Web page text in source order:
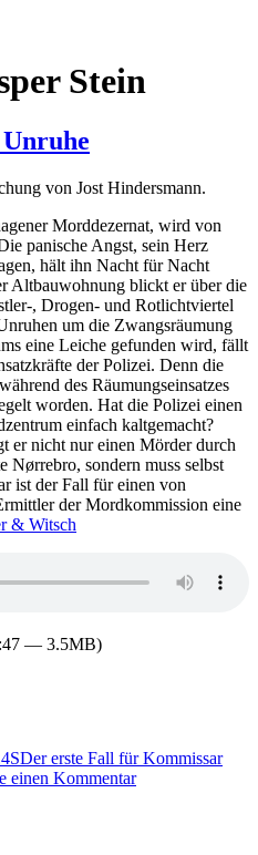
Stein
Unruhe
von Jost Hindersmann.
Morddezernat, wird von
panische Angst, sein Herz
hält ihn Nacht für Nacht
Altbauwohnung blickt er über die
, Drogen- und Rotlichtviertel
um die Zwangsräumung
eine Leiche gefunden wird, fällt
der Polizei. Denn die
des Räumungseinsatzes
worden. Hat die Polizei einen
einfach kaltgemacht?
er nicht nur einen Mörder durch
Nørrebro, sondern muss selbst
ist der Fall für einen von
der Mordkommission eine
& Witsch
— 3.5MB)
SDer erste Fall für Kommissar
einen Kommentarzu